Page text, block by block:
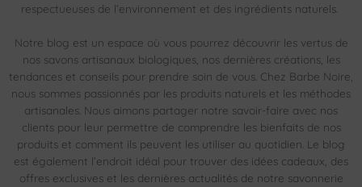
respectueuses de l’environnement et des ingrédients naturels.
Notre blog est un espace où vous pourrez découvrir les vertus de
nos savons artisanaux biologiques, nos dernières créations, les
tendances et conseils pour prendre soin de vous. Chez Barbe Noire,
nous sommes passionnés par les produits naturels et les méthodes
artisanales. Nous aimons partager notre savoir-faire avec nos
clients pour leur permettre de comprendre les bienfaits de nos
produits et comment ils peuvent les utiliser au quotidien. Le blog
est également l’endroit idéal pour trouver des idées cadeaux, des
offres exclusives et les dernières actualités de notre savonnerie